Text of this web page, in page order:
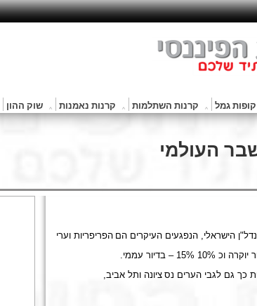
קופות גמל קרנות השתלמות קרנות נאמנות שוק ההון
העולמי
הישראלי, הנפגעים העיקרים הם הפריפריות וערי
– 15% בדיור עממי.
כך גם לגבי הערים נס ציונה ותל אביב,